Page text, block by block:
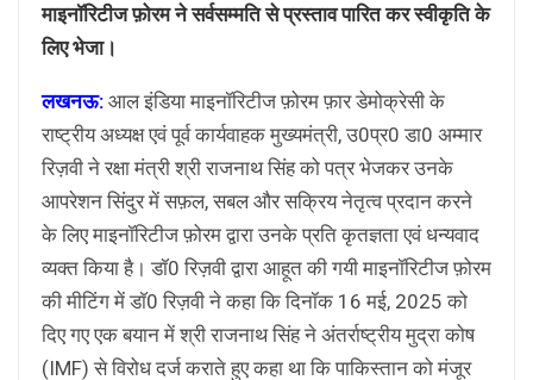
माइनॉरिटीज फ़ोरम ने सर्वसम्मति से प्रस्ताव पारित कर स्वीकृति के
लिए भेजा।
लखनऊ: आल इंडिया माइनॉरिटीज फ़ोरम फ़ार डेमोक्रेसी के
राष्ट्रीय अध्यक्ष एवं पूर्व कार्यवाहक मुख्यमंत्री, उ0प्र0 डा0 अम्मार
रिज़वी ने रक्षा मंत्री श्री राजनाथ सिंह को पत्र भेजकर उनके
आपरेशन सिंदुर में सफ़ल, सबल और सक्रिय नेतृत्व प्रदान करने
के लिए माइनॉरिटीज फ़ोरम द्वारा उनके प्रति कृतज्ञता एवं धन्यवाद
व्यक्त किया है। डॉ0 रिज़वी द्वारा आहूत की गयी माइनॉरिटीज फ़ोरम
की मीटिंग में डाॅ0 रिज़वी ने कहा कि दिनॉक 16 मई, 2025 को
दिए गए एक बयान में श्री राजनाथ सिंह ने अंतर्राष्ट्रीय मुद्रा कोष
(IMF) से विरोध दर्ज कराते हुए कहा था कि पाकिस्तान को मंजूर